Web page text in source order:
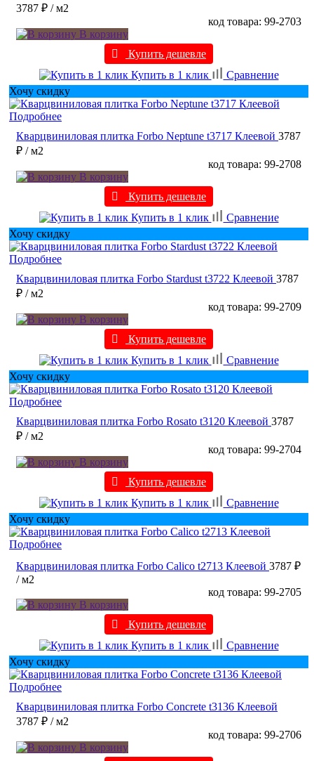
3787 ₽ / м2
код товара: 99-2703
В корзину
Купить дешевле
Купить в 1 клик
Сравнение
Хочу скидку
Подробнее
Кварцвиниловая плитка Forbo Neptune t3717 Клеевой 3787
₽ / м2
код товара: 99-2708
В корзину
Купить дешевле
Купить в 1 клик
Сравнение
Хочу скидку
Подробнее
Кварцвиниловая плитка Forbo Stardust t3722 Клеевой 3787
₽ / м2
код товара: 99-2709
В корзину
Купить дешевле
Купить в 1 клик
Сравнение
Хочу скидку
Подробнее
Кварцвиниловая плитка Forbo Rosato t3120 Клеевой 3787
₽ / м2
код товара: 99-2704
В корзину
Купить дешевле
Купить в 1 клик
Сравнение
Хочу скидку
Подробнее
Кварцвиниловая плитка Forbo Calico t2713 Клеевой 3787 ₽
/ м2
код товара: 99-2705
В корзину
Купить дешевле
Купить в 1 клик
Сравнение
Хочу скидку
Подробнее
Кварцвиниловая плитка Forbo Concrete t3136 Клеевой
3787 ₽ / м2
код товара: 99-2706
В корзину